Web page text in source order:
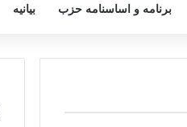
برنامه و اساسنامه حزب بیانیه